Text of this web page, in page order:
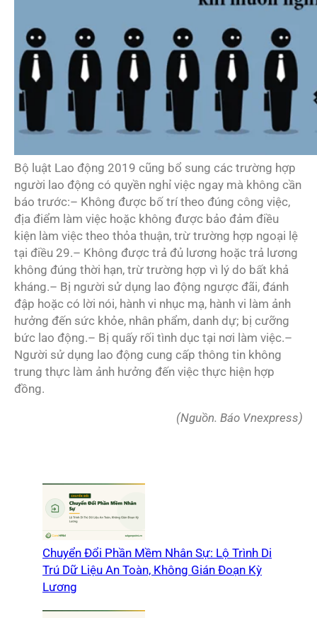
Bộ luật Lao động 2019 cũng bổ sung các trường hợp
người lao động có quyền nghỉ việc ngay mà không cần
báo trước:– Không được bố trí theo đúng công việc,
địa điểm làm việc hoặc không được bảo đảm điều
kiện làm việc theo thỏa thuận, trừ trường hợp ngoại lệ
tại điều 29.– Không được trả đủ lương hoặc trả lương
không đúng thời hạn, trừ trường hợp vì lý do bất khả
kháng.– Bị người sử dụng lao động ngược đãi, đánh
đập hoặc có lời nói, hành vi nhục mạ, hành vi làm ảnh
hưởng đến sức khỏe, nhân phẩm, danh dự; bị cưỡng
bức lao động.– Bị quấy rối tình dục tại nơi làm việc.–
Người sử dụng lao động cung cấp thông tin không
trung thực làm ảnh hưởng đến việc thực hiện hợp
đồng.
(Nguồn. Báo Vnexpress)
Chuyển Đổi Phần Mềm Nhân Sự: Lộ Trình Di
Trú Dữ Liệu An Toàn, Không Gián Đoạn Kỳ
Lương